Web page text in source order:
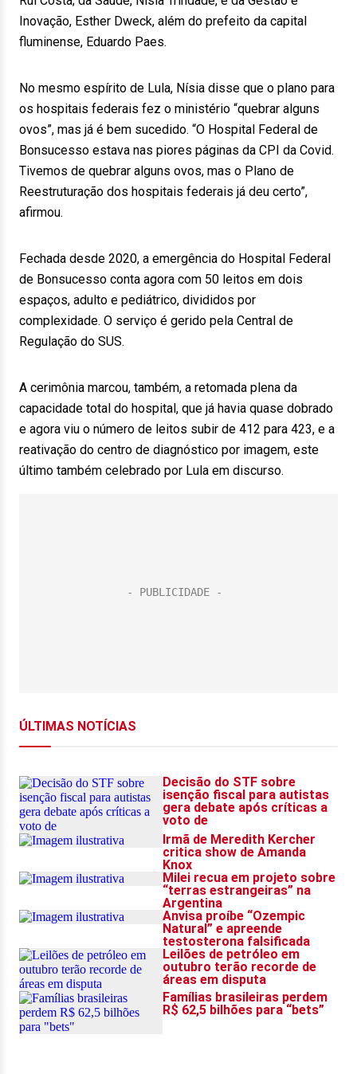
Inovação, Esther Dweck, além do prefeito da capital
fluminense, Eduardo Paes.
No mesmo espírito de Lula, Nísia disse que o plano para
os hospitais federais fez o ministério “quebrar alguns
ovos”, mas já é bem sucedido. “O Hospital Federal de
Bonsucesso estava nas piores páginas da CPI da Covid.
Tivemos de quebrar alguns ovos, mas o Plano de
Reestruturação dos hospitais federais já deu certo”,
afirmou.
Fechada desde 2020, a emergência do Hospital Federal
de Bonsucesso conta agora com 50 leitos em dois
espaços, adulto e pediátrico, divididos por
complexidade. O serviço é gerido pela Central de
Regulação do SUS.
A cerimônia marcou, também, a retomada plena da
capacidade total do hospital, que já havia quase dobrado
e agora viu o número de leitos subir de 412 para 423, e a
reativação do centro de diagnóstico por imagem, este
último também celebrado por Lula em discurso.